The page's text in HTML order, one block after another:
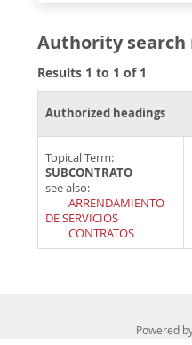
Authority search
Results 1 to 1 of 1
Authorized headings
Topical Term:
SUBCONTRATO
see also:
ARRENDAMIENTO
DE SERVICIOS
CONTRATOS
Powered